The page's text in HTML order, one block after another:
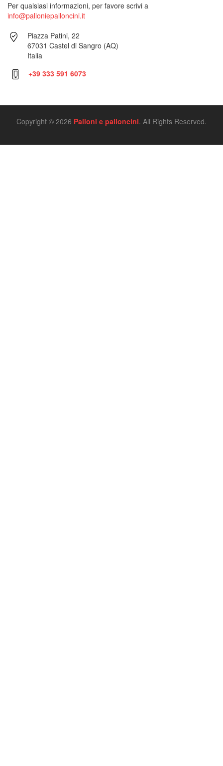
Per qualsiasi informazioni, per favore scrivi a
info@palloniepalloncini.it
Piazza Patini, 22
67031 Castel di Sangro (AQ)
Italia
+39 333 591 6073
Copyright © 2026 Palloni e palloncini. All Rights Reserved.